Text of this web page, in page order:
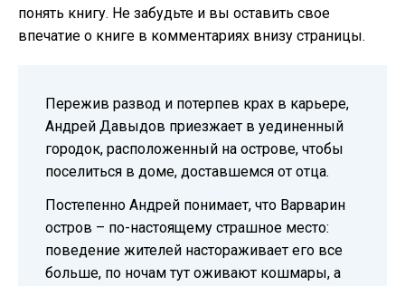
понять книгу. Не забудьте и вы оставить свое
впечатие о книге в комментариях внизу страницы.
Пережив развод и потерпев крах в карьере,
Андрей Давыдов приезжает в уединенный
городок, расположенный на острове, чтобы
поселиться в доме, доставшемся от отца.
Постепенно Андрей понимает, что Варварин
остров – по-настоящему страшное место:
поведение жителей настораживает его все
больше, по ночам тут оживают кошмары, а